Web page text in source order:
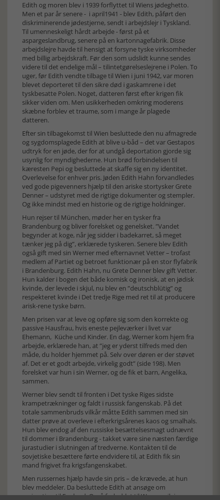
Edith og moren blev i 1939 forflyttet til Wiens jødeghetto.
Men et par år senere - i april1941 - blev Edith, påført den
diskriminerende jødestjerne, sendt i arbejdslejr i Tyskland.
Til umenneskeligt hårdt arbejde - først på et
aspargeslandbrug, senere på en kartonnagefabrik. Disse
arbejdslejre havde til hensigt at forsyne tyske virksomheder
med billig arbejdskraft. Før den som udslidt kunne sendes
videre til det endelige mål – tilintetgørelseslejrene i Polen. To
uger, før Edith vendte tilbage til Wien i juni 1942, var moren
blevet deporteret til den sikre død i gaskamrene i det
tyskbesatte Polen. Noget, datteren først efter krigen fik
sikker viden om. Men usikkerheden omkring moderens
skæbne forblev et traume, som i mange år plagede
datteren.
Efter sin tilbagekomst til Wien besluttede den nu afmagrede
og sygdomsplagede Edith at blive u-båd – det var Gestapos
udtryk for en jøde, der for at undgå deportation gjorde sig
usynlig for myndighederne. Hun brød forbindelsen til
kæresten Pepi og besluttede at skaffe sig en ny identitet.
Overlevelse for enhver pris. Jøden Edith Hahn forvandledes
ved gode pigevenners hjælp til den ariske stortysker Grete
Denner – udstyret med de rigtige dokumenter og stempler.
Og ikke mindst med en historie og de rigtige holdninger.
Hun rejser til München, møder her en tysker fra
Brandenburg og bliver forelsket og genelsket. ”Vandet
begynder at koge, når jeg sidder i badekarret, så meget
tænker jeg på dig”, erklærede tyskeren. Senere blev Edith
også gift med sin Werner med efternavnet Vetter – trofast
medlem af Partiet og betroet funktionær på en stor flyfabrik
i Brandenburg. Edith Hahn, nu Grete Denner blev gift Vetter.
Hun kalder i bogen det både komisk og ironisk, at en jødisk
kvinde, der levede i skjul, nu blev en ”deutschblütig” og
respekteret kvinde i Det tredje Rige med ret til at producere
arisk-rene tyske børn.
Men prisen var at leve og opføre sig som den korrekte og
passive Hausfrau, hvis eneste pejleværker i livet var
Ehemann, Küche und Kinder. En dag, Werner kom hjem fra
arbejde, erklærede han, at ”jeg er yderst tilfreds med den
måde, du holder hjemmet på. Selv over døren er der støvet
af. Det er et godt arbejde, virkelig godt” (side 198). Men
forelsket var hun i sin Werner, og de fik et barn, Angelika,
sammen.
Werner blev sendt til fronten i Det tyske Riges sidste
krampetrækninger og faldt i russisk fangenskab. På det
totale sammenbruds vilkår måtte Edith sammen med sin
datter prøve at overleve i efterkrigsårenes kaos og smalhals.
Hun blev endog af den russiske besættelsesmagt udnævnt
til dommer i Brandenburg - takket være sine næsten færdige
jurastudier i slutningen af tredverne. Kontakten til de
sovjetiske besættere førte endvidere til, at Edith fik sin
mand frigivet fra krigsfangenskabet.
Men russernes hjælp havde sin pris – de krævede, at hun
blev meddeler. Da besluttede Edith at ansøge om
emigration til England. Også forholdet til Werner gik i